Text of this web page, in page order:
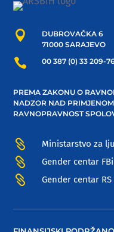

DUBROVAČKA 6
71000 SARAJEVO
 00 387 (0) 33 209-
PREMA ZAKONU O
NADZOR NAD
RAVNOPRAVNOST
 Ministarstvo za
 Gender centar
 Gender centar RS